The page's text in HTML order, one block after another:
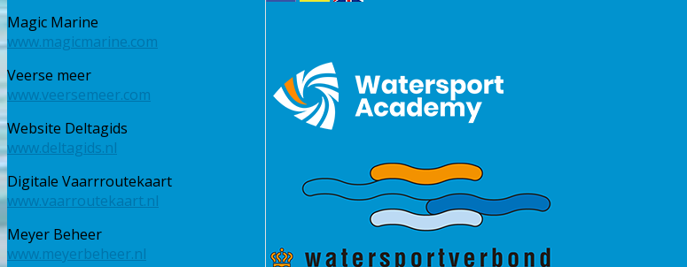
Magic Marine
www.magicmarine.com
Veerse meer
www.veersemeer.com
Website Deltagids
www.deltagids.nl
Digitale Vaarrroutekaart
www.vaarroutekaart.nl
Meyer Beheer
www.meyerbeheer.nl